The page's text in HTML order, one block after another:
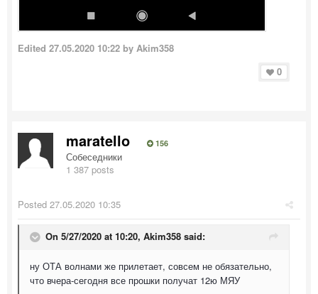
Edited 27.05.2020 10:22 by Akim358
0
maratello 156
Собеседники
1 387 posts
Posted 27.05.2020 10:35
On 5/27/2020 at 10:20, Akim358 said:
ну ОТА волнами же прилетает, совсем не обязательно,
что вчера-сегодня все прошки получат 12ю МЯУ